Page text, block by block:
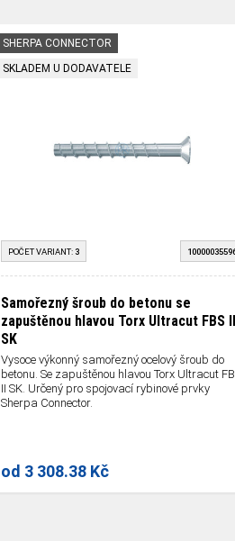
SKLADEM U DODAVATELE
SHERPA CONNECTOR
POČET VARIANT: 3
Samořezný šroub do betonu se
zapuštěnou hlavou Torx Ultracut FBS II
SK
Vysoce výkonný samořezný ocelový šroub do
betonu. Se zapuštěnou hlavou Torx Ultracut
II SK. Určený pro spojovací rybinové prvky
Sherpa Connector.
od 3 308.38 Kč